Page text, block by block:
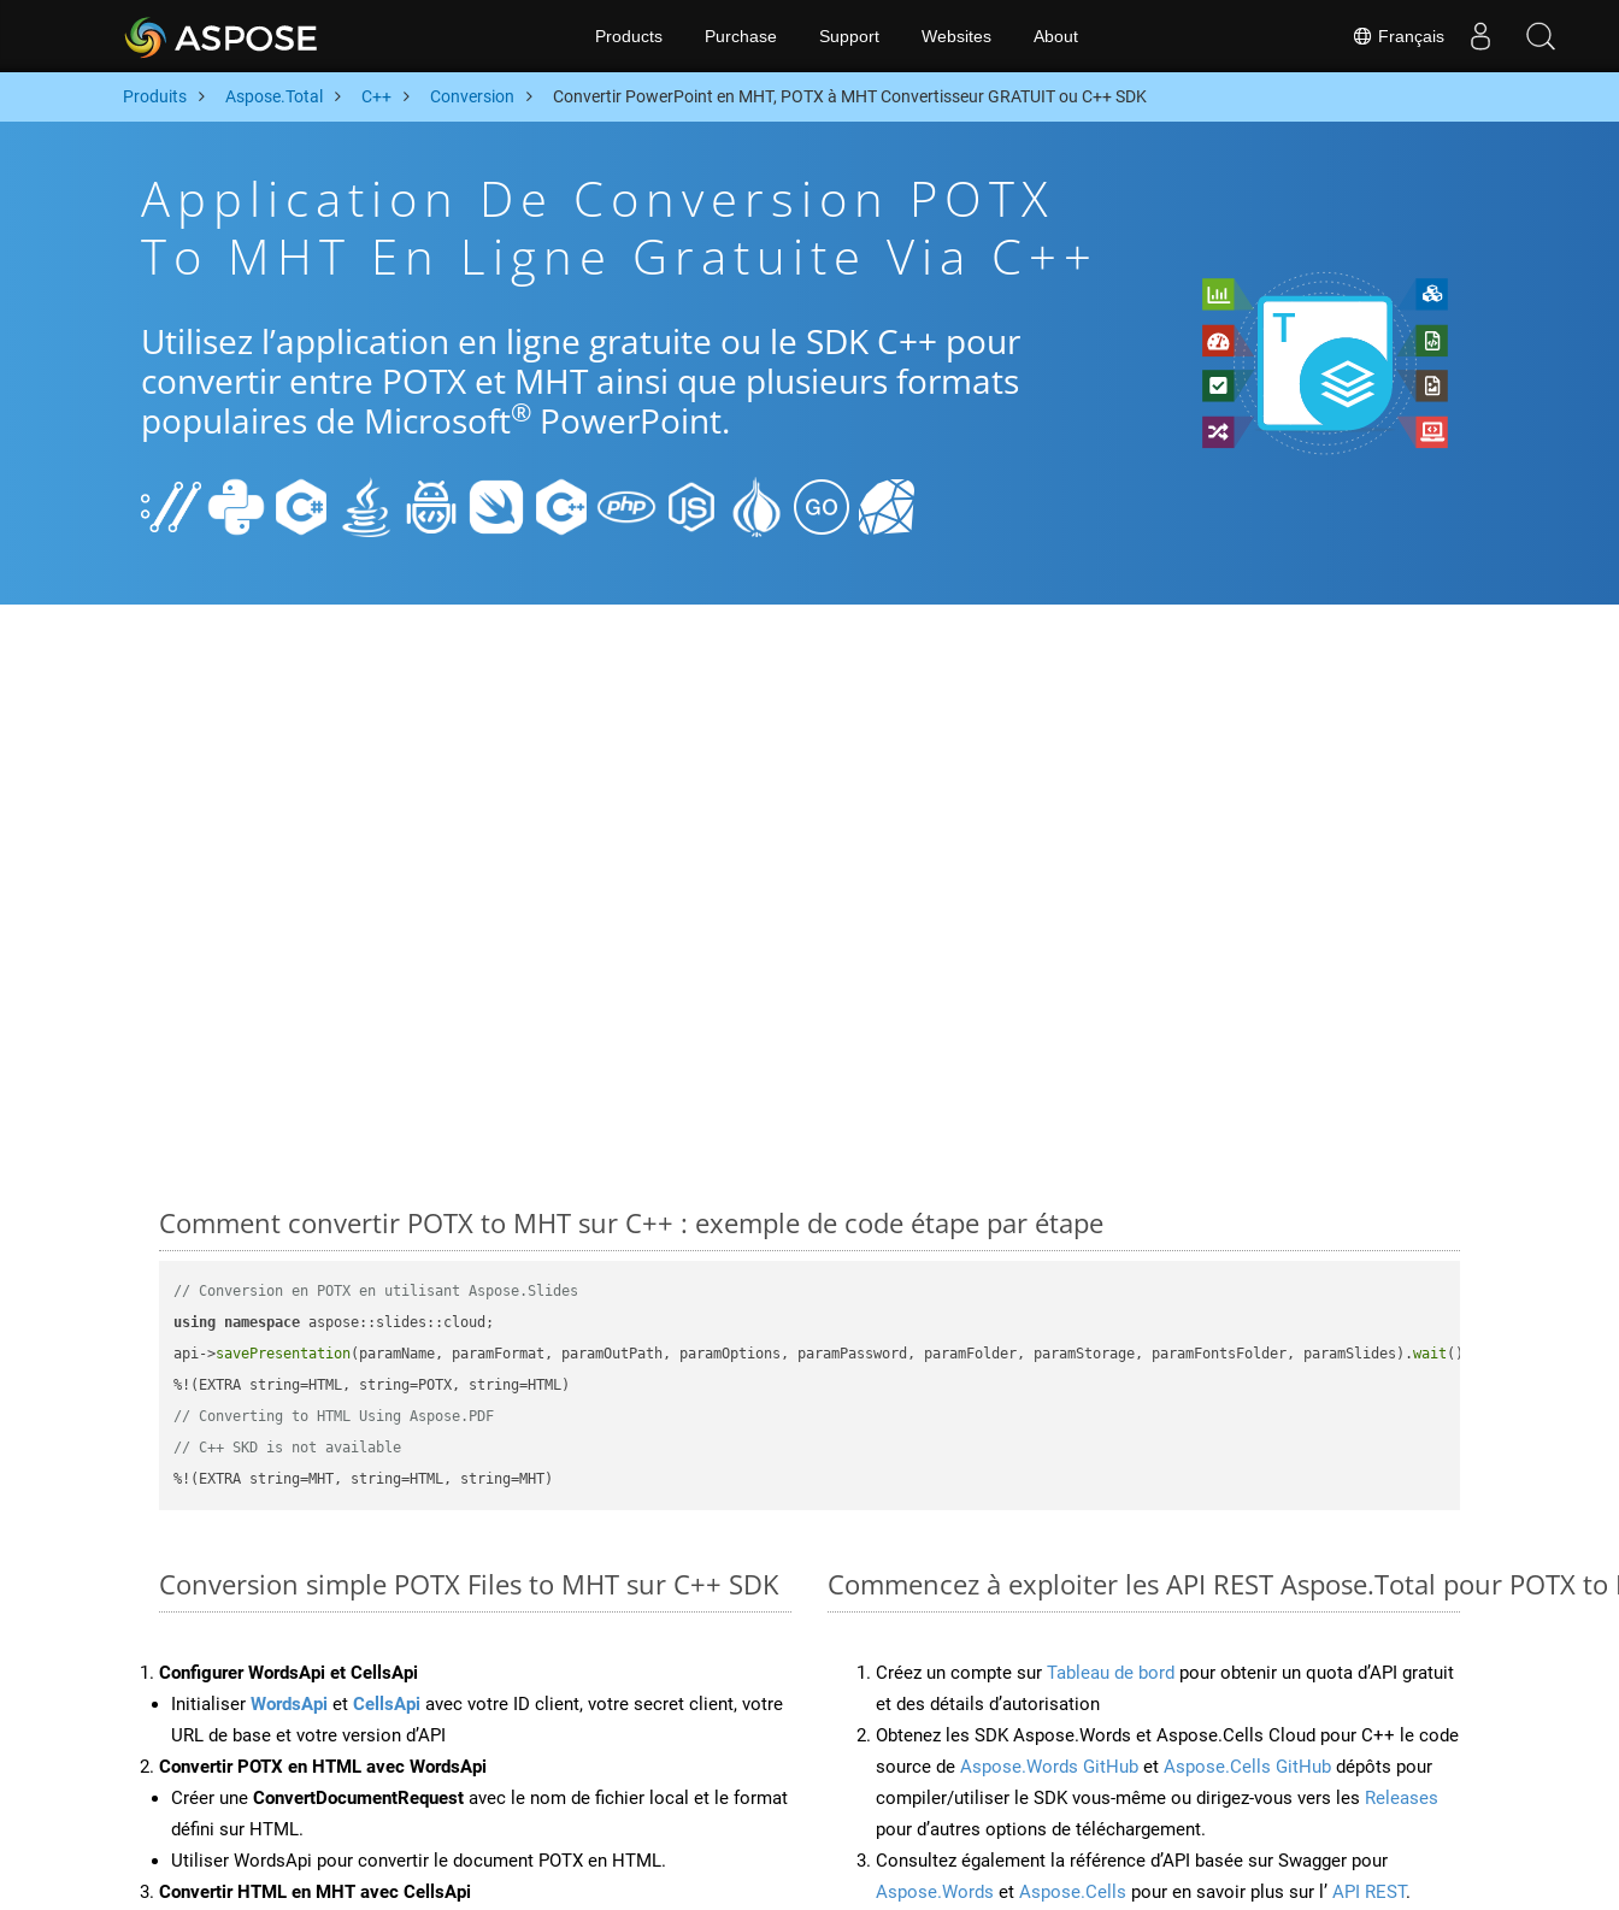
Français
Products Purchase Support Websites About
Produits Aspose.Total C++ Conversion Convertir PowerPoint en MHT, POTX à MHT Convertisseur GRATUIT ou C++ SDK
Application De Conversion POTX
To MHT En Ligne Gratuite Via C++
Utilisez l’application en ligne gratuite ou le SDK C++ pour
convertir entre POTX et MHT ainsi que plusieurs formats
populaires de Microsoft® PowerPoint.
Comment convertir POTX to MHT sur C++ : exemple de code étape par étape
// Conversion en POTX en utilisant Aspose.Slides
using namespace aspose::slides::cloud;
api->savePresentation(paramName, paramFormat, paramOutPath, paramOptions, paramPassword, paramFolder, paramStorage, paramFontsFolder, paramSlides).wait ();
// Converting to HTML Using Aspose.PDF
// C++ SKD is not available
%!(EXTRA string=MHT, string=HTML, string=MHT)
Conversion simple POTX Files to MHT sur C++ SDK
Configurer WordsApi et CellsApi
Initialiser WordsApi et CellsApi avec votre ID client, votre secret client, votre
URL de base et votre version d’API
Convertir POTX en HTML avec WordsApi
Créer une ConvertDocumentRequest avec le nom de fichier local et le format
défini sur HTML.
Utiliser WordsApi pour convertir le document POTX en HTML.
Convertir HTML en MHT avec CellsApi
Commencez à exploiter les API REST Aspose.Total pour POTX to
Créez un compte sur Tableau de bord pour obtenir un quota d’API gratuit
et des détails d’autorisation
Obtenez les SDK Aspose.Words et Aspose.Cells Cloud pour C++ le code
source de Aspose.Words GitHub et Aspose.Cells GitHub dépôts pour
compiler/utiliser le SDK vous-même ou dirigez-vous vers les Releases
pour d’autres options de téléchargement.
Consultez également la référence d’API basée sur Swagger pour
Aspose.Words et Aspose.Cells pour en savoir plus sur l’ API REST.